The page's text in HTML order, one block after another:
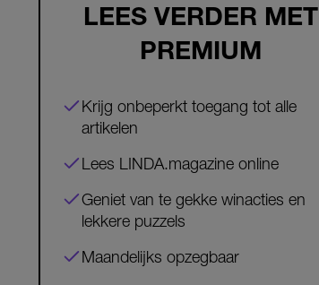
LEES VERDER MET
PREMIUM
Krijg onbeperkt toegang tot alle
artikelen
Lees LINDA.magazine online
Geniet van te gekke winacties en
lekkere puzzels
Maandelijks opzegbaar